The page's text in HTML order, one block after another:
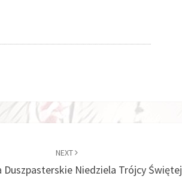
NEXT
Duszpasterskie Niedziela Trójcy Świętej